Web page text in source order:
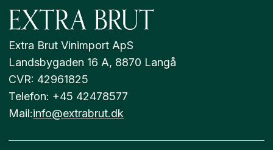
Extra Brut Vinimport ApS
Landsbygaden 16 A, 8870 Langå
CVR: 42961825
Telefon: +45 42478577
Mail:info@extrabrut.dk